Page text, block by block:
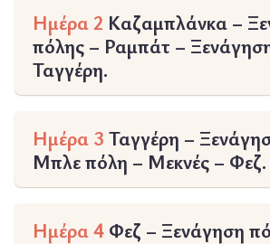
Ημέρα 2 Καζαμπλάνκα –
πόλης – Ραμπάτ –
Ταγγέρη.
Ημέρα 3 Ταγγέρη –
Μπλε πόλη – Μεκνές – Φεζ.
Ημέρα 4 Φεζ – Ξενάγηση